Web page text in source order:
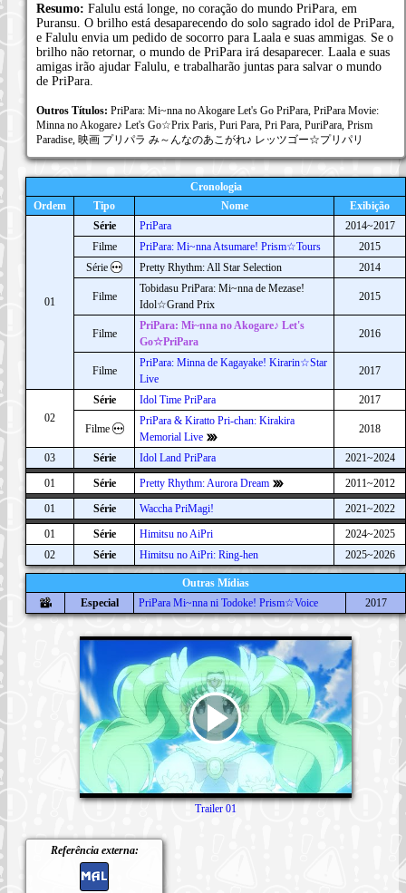
Resumo: Falulu está longe, no coração do mundo PriPara, em
Puransu. O brilho está desaparecendo do solo sagrado idol de PriPara,
e Falulu envia um pedido de socorro para Laala e suas ammigas. Se o
brilho não retornar, o mundo de PriPara irá desaparecer. Laala e suas
amigas irão ajudar Falulu, e trabalharão juntas para salvar o mundo
de PriPara.
Outros Títulos: PriPara: Mi~nna no Akogare Let's Go PriPara, PriPara Movie:
Minna no Akogare♪ Let's Go☆Prix Paris, Puri Para, Pri Para, PuriPara, Prism
Paradise, 映画 プリパラ み～んなのあこがれ♪ レッツゴー☆プリパリ
Cronologia
Ordem
Tipo Nome Exibição
01
Série PriPara
2014~2017
Filme
PriPara: Mi~nna Atsumare! Prism☆Tours
2015
Série
Pretty Rhythm: All Star Selection 2014
Filme
Tobidasu PriPara: Mi~nna de Mezase!
Idol☆Grand Prix
2015
Filme
PriPara: Mi~nna no Akogare♪ Let's
Go☆PriPara
2016
Filme
PriPara: Minna de Kagayake! Kirarin☆Star
Live
2017
02
Série Idol Time PriPara 2017
Filme
PriPara & Kiratto Pri-chan: Kirakira
Memorial Live
2018
03 Série Idol Land PriPara
2021~2024
01
Série Pretty Rhythm: Aurora Dream
2011~2012
01
Série Waccha PriMagi!
2021~2022
01
Série Himitsu no AiPri
2024~2025
02
Série Himitsu no AiPri: Ring-hen 2025~2026
Outras Mídias
Especial
PriPara Mi~nna ni Todoke! Prism☆Voice 2017
Referência externa:
Trailer 01